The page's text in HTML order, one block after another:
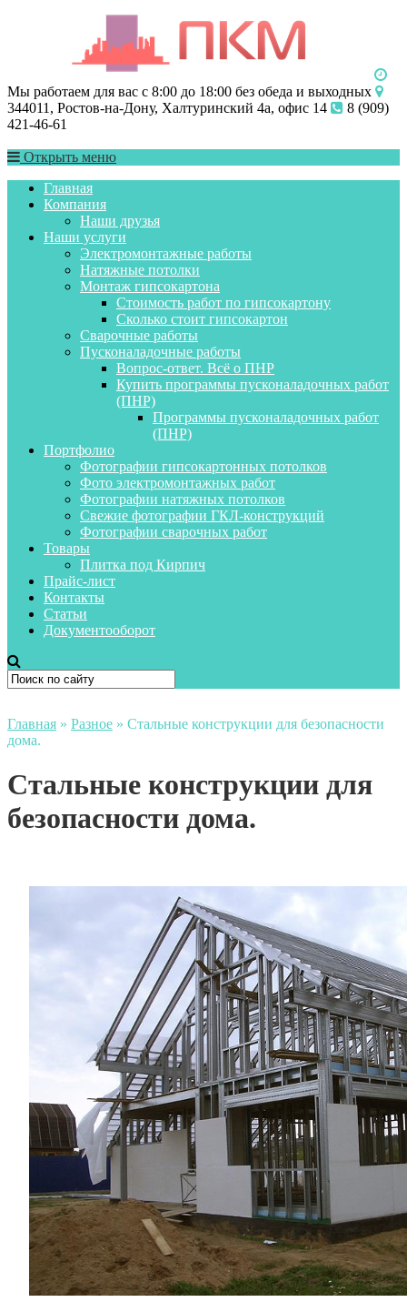
Мы работаем для вас с 8:00 до 18:00 без обеда и выходных
344011, Ростов-на-Дону, Халтуринский 4а, офис 14
8 (909)
421-46-61
Открыть меню
Главная
Компания
Наши друзья
Наши услуги
Электромонтажные работы
Натяжные потолки
Монтаж гипсокартона
Стоимость работ по гипсокартону
Сколько стоит гипсокартон
Сварочные работы
Пусконаладочные работы
Вопрос-ответ. Всё о ПНР
Купить программы пусконаладочных работ
(ПНР)
Программы пусконаладочных работ
(ПНР)
Портфолио
Фотографии гипсокартонных потолков
Фото электромонтажных работ
Фотографии натяжных потолков
Свежие фотографии ГКЛ-конструкций
Фотографии сварочных работ
Товары
Плитка под Кирпич
Прайс-лист
Контакты
Статьи
Документооборот
Главная » Разное » Стальные конструкции для безопасности
дома.
Стальные конструкции для
безопасности дома.